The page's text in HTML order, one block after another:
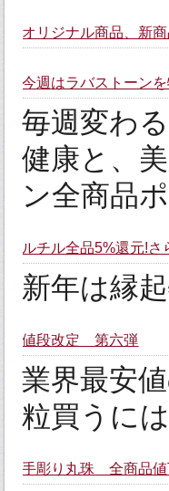
オリジナル商品、新
今週はラバストーン
毎週変わ
健康と、
ン全商品
ルチル全品5%還元!さ
新年は縁
値段改定 第六弾
業界最安
粒買うに
手彫り丸珠 全商品値